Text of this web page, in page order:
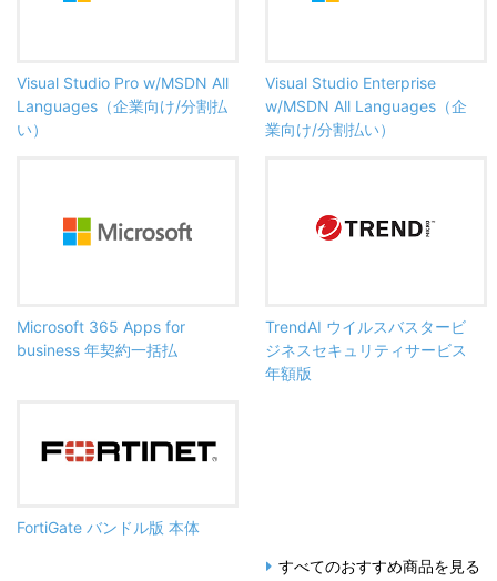
Visual Studio Pro w/MSDN All
Languages（企業向け/分割払
い）
Visual Studio Enterprise
w/MSDN All Languages（企
業向け/分割払い）
Microsoft 365 Apps for
business 年契約一括払
TrendAI ウイルスバスタービ
ジネスセキュリティサービス
年額版
FortiGate バンドル版 本体
すべてのおすすめ商品を見る